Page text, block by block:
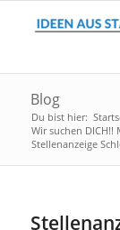
Blog
Du bist hier:
Wir suchen
Stellenanzeige